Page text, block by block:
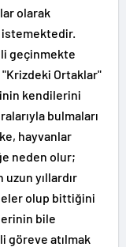
olarak
istemektedir.
geçinmekte
"Krizdeki Ortaklar"
kendilerini
bulmaları
hayvanlar
neden olur;
yıllardır
olup bittiğini
bile
göreve atılmak